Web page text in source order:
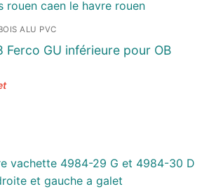
ALU PVC
Ferco GU inférieure pour OB